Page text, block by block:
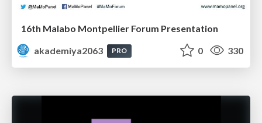
16th Malabo Montpellier Forum Presentation
akademiya2063
PRO 0 330